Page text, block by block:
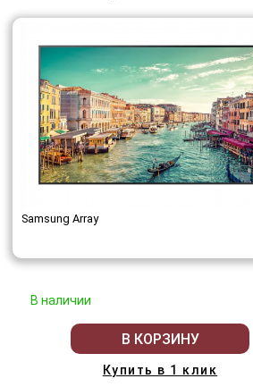
Samsung Array
В наличии
В КОРЗИНУ
Купить в 1 клик